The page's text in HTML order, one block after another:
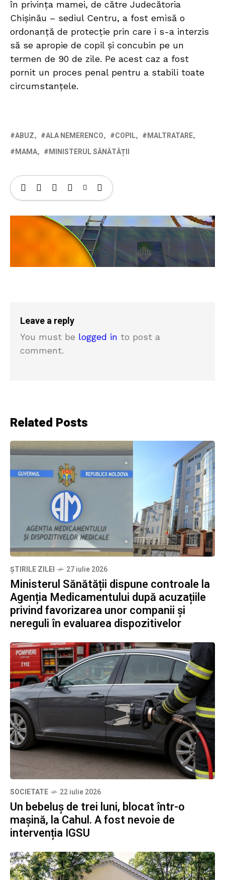
în privința mamei, de către Judecătoria
Chișinău – sediul Centru, a fost emisă o
ordonanță de protecție prin care i s-a interzis
să se apropie de copil și concubin pe un
termen de 90 de zile. Pe acest caz a fost
pornit un proces penal pentru a stabili toate
circumstanțele.
ABUZ ALA NEMERENCO COPIL
MALTRATARE
MAMA
MINISTERUL SĂNĂTĂȚII
Leave a reply
You must be logged in to post a
comment.
Related Posts
ȘTIRILE ZILEI 27 iulie 2026
Ministerul Sănătății dispune controale la
Agenția Medicamentului după acuzațiile
privind favorizarea unor companii și
nereguli în evaluarea dispozitivelor
SOCIETATE 22 iulie 2026
Un bebeluș de trei luni, blocat într-o
mașină, la Cahul. A fost nevoie de
intervenția IGSU